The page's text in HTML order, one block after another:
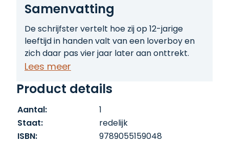
Samenvatting
De schrijfster vertelt hoe zij op 12-jarige
leeftijd in handen valt van een loverboy en
zich daar pas vier jaar later aan onttrekt.
Lees meer
Product details
Aantal:
1
Staat:
redelijk
ISBN:
9789055159048